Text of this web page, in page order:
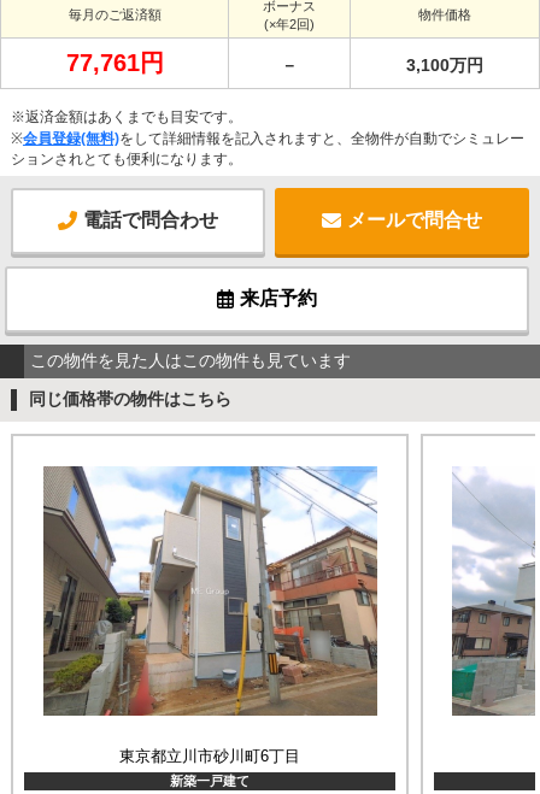
毎月のご返済額
ボーナス
(×年2回)
物件価格
77,761円 － 3,100万円
※返済金額はあくまでも目安です。
※会員登録(無料)をして詳細情報を記入されますと、全物件が自動でシミュレー
ションされとても便利になります。
電話で問合わせ メールで問合せ
来店予約
この物件を見た人はこの物件も見ています
同じ価格帯の物件はこちら
東京都立川市砂川町6丁目
新築一戸建て